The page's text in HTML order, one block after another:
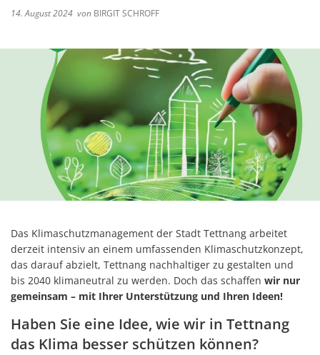
14. August 2024 von BIRGIT SCHROFF
Das Klimaschutzmanagement der Stadt Tettnang arbeitet
derzeit intensiv an einem umfassenden Klimaschutzkonzept,
das darauf abzielt, Tettnang nachhaltiger zu gestalten und
bis 2040 klimaneutral zu werden. Doch das schaffen wir nur
gemeinsam – mit Ihrer Unterstützung und Ihren Ideen!
Haben Sie eine Idee, wie wir in Tettnang
das Klima besser schützen können?